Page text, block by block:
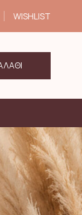
WISHLIST